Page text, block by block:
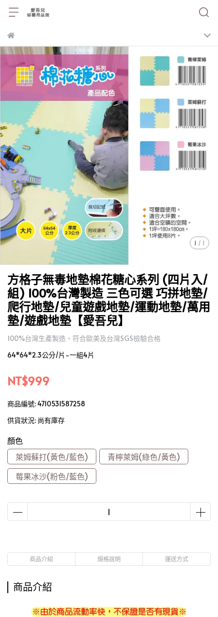
1 / 1
方格子無毒地墊棉花糖心系列 (四片入/
組) 100%台灣製造 三色可選 巧拼地墊/
爬行地墊/兒童遊戲地墊/運動地墊/萬用
墊/遊戲地墊【愛吾兒】
100%台灣生產製造、符合歐美及台灣SGS檢驗合格
64*64*2.3公分/片-一組4片
NT$999
商品編號:4710531587258
供貨狀況: 尚有庫存
顏色
萊姆蘇打(黃色/藍色)
青檸萊姆(綠色/黃色)
莓果冰沙(粉色/藍色)
商品介紹 規格說明 運送方式
商品介紹